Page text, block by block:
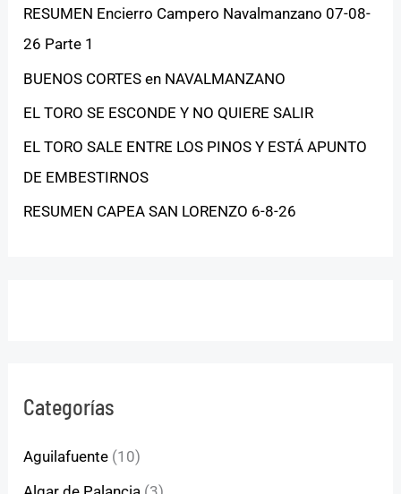
RESUMEN Encierro Campero Navalmanzano 07-08-
26 Parte 1
BUENOS CORTES en NAVALMANZANO
EL TORO SE ESCONDE Y NO QUIERE SALIR
EL TORO SALE ENTRE LOS PINOS Y ESTÁ APUNTO
DE EMBESTIRNOS
RESUMEN CAPEA SAN LORENZO 6-8-26
Categorías
Aguilafuente (10)